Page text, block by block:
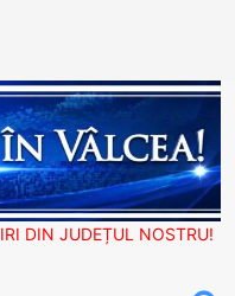
DIN JUDEȚUL NOSTRU!